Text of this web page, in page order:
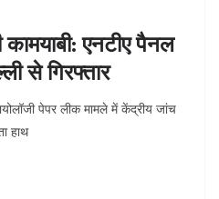
एनटीए पैनल
से गिरफ्तार
पेपर लीक मामले में केंद्रीय जांच
हाथ